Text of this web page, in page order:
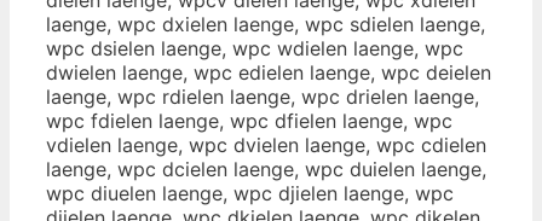
laenge, wpc dxielen laenge, wpc sdielen laenge,
wpc dsielen laenge, wpc wdielen laenge, wpc
dwielen laenge, wpc edielen laenge, wpc deielen
laenge, wpc rdielen laenge, wpc drielen laenge,
wpc fdielen laenge, wpc dfielen laenge, wpc
vdielen laenge, wpc dvielen laenge, wpc cdielen
laenge, wpc dcielen laenge, wpc duielen laenge,
wpc diuelen laenge, wpc djielen laenge, wpc